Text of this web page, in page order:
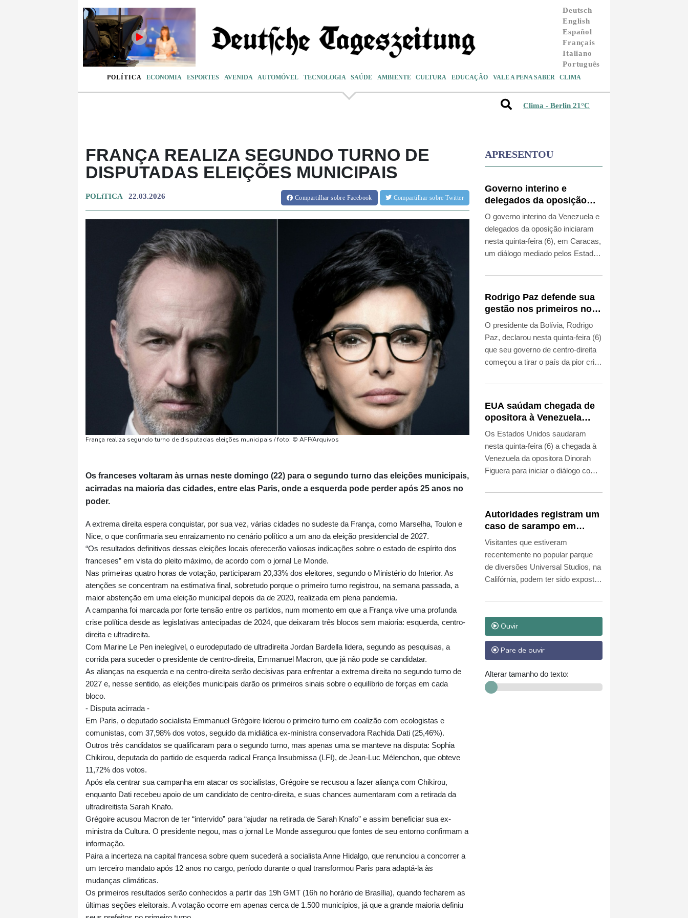
Deutsch
English
Español
Français
Italiano
Português
POLÍTICA ECONOMIA ESPORTES AVENIDA AUTOMÓVEL TECNOLOGIA SAÚDE AMBIENTE CULTURA EDUCAÇÃO VALE A PENA SABER CLIMA
Clima - Berlin 21°C
FRANÇA REALIZA SEGUNDO TURNO DE
DISPUTADAS ELEIÇÕES MUNICIPAIS
POLíTICA 22.03.2026 Compartilharsobre Facebook Compartilhar sobre Twitter
França realiza segundo turno de disputadas eleições municipais / foto: © AFP/Arquivos
Os franceses voltaram às urnas neste domingo (22) para o segundo turno das eleições municipais,
acirradas na maioria das cidades, entre elas Paris, onde a esquerda pode perder após 25 anos no
poder.
A extrema direita espera conquistar, por sua vez, várias cidades no sudeste da França, como Marselha, Toulon e
Nice, o que confirmaria seu enraizamento no cenário político a um ano da eleição presidencial de 2027.
“Os resultados definitivos dessas eleições locais oferecerão valiosas indicações sobre o estado de espírito dos
franceses” em vista do pleito máximo, de acordo com o jornal Le Monde.
Nas primeiras quatro horas de votação, participaram 20,33% dos eleitores, segundo o Ministério do Interior. As
atenções se concentram na estimativa final, sobretudo porque o primeiro turno registrou, na semana passada, a
maior abstenção em uma eleição municipal depois da de 2020, realizada em plena pandemia.
A campanha foi marcada por forte tensão entre os partidos, num momento em que a França vive uma profunda
crise política desde as legislativas antecipadas de 2024, que deixaram três blocos sem maioria: esquerda, centro-
direita e ultradireita.
Com Marine Le Pen inelegível, o eurodeputado de ultradireita Jordan Bardella lidera, segundo as pesquisas, a
corrida para suceder o presidente de centro-direita, Emmanuel Macron, que já não pode se candidatar.
As alianças na esquerda e na centro-direita serão decisivas para enfrentar a extrema direita no segundo turno de
2027 e, nesse sentido, as eleições municipais darão os primeiros sinais sobre o equilíbrio de forças em cada
bloco.
- Disputa acirrada -
Em Paris, o deputado socialista Emmanuel Grégoire liderou o primeiro turno em coalizão com ecologistas e
comunistas, com 37,98% dos votos, seguido da midiática ex-ministra conservadora Rachida Dati (25,46%).
Outros três candidatos se qualificaram para o segundo turno, mas apenas uma se manteve na disputa: Sophia
Chikirou, deputada do partido de esquerda radical França Insubmissa (LFI), de Jean-Luc Mélenchon, que obteve
11,72% dos votos.
Após ela centrar sua campanha em atacar os socialistas, Grégoire se recusou a fazer aliança com Chikirou,
enquanto Dati recebeu apoio de um candidato de centro-direita, e suas chances aumentaram com a retirada da
ultradireitista Sarah Knafo.
Grégoire acusou Macron de ter “intervido” para “ajudar na retirada de Sarah Knafo” e assim beneficiar sua ex-
ministra da Cultura. O presidente negou, mas o jornal Le Monde assegurou que fontes de seu entorno confirmam a
informação.
Paira a incerteza na capital francesa sobre quem sucederá a socialista Anne Hidalgo, que renunciou a concorrer a
um terceiro mandato após 12 anos no cargo, período durante o qual transformou Paris para adaptá-la às
mudanças climáticas.
Os primeiros resultados serão conhecidos a partir das 19h GMT (16h no horário de Brasília), quando fecharem as
últimas seções eleitorais. A votação ocorre em apenas cerca de 1.500 municípios, já que a grande maioria definiu
APRESENTOU
Governo interino e
delegados da oposição
iniciam diálogo na
Venezuela
O governo interino da Venezuela e
delegados da oposição iniciaram
nesta quinta-feira (6), em Caracas,
um diálogo mediado pelos Estados
transição política e à realização de
da AFP presente no local.
Rodrigo Paz defende sua
gestão nos primeiros nove
meses à frente da Bolívia
O presidente da Bolívia, Rodrigo
Paz, declarou nesta quinta-feira (6)
que seu governo de centro-direita
começou a tirar o país da pior crise
em seu primeiro discurso à nação
nove meses.
EUA saúdam chegada de
opositora à Venezuela
para iniciar diálogo
Os Estados Unidos saudaram
nesta quinta-feira (6) a chegada à
Venezuela da opositora Dinorah
Figuera para iniciar o diálogo com
política.
Autoridades registram um
caso de sarampo em
parque da Universal
Studios na Califórnia
Visitantes que estiveram
recentemente no popular parque
de diversões Universal Studios, na
Califórnia, podem ter sido expostos
departamento de saúde pública do
condado de Los Angeles, em meio
ao aumento do número de casos
da doença nos Estados Unidos.
Ouvir
Pare de ouvir
Alterar tamanho do texto: